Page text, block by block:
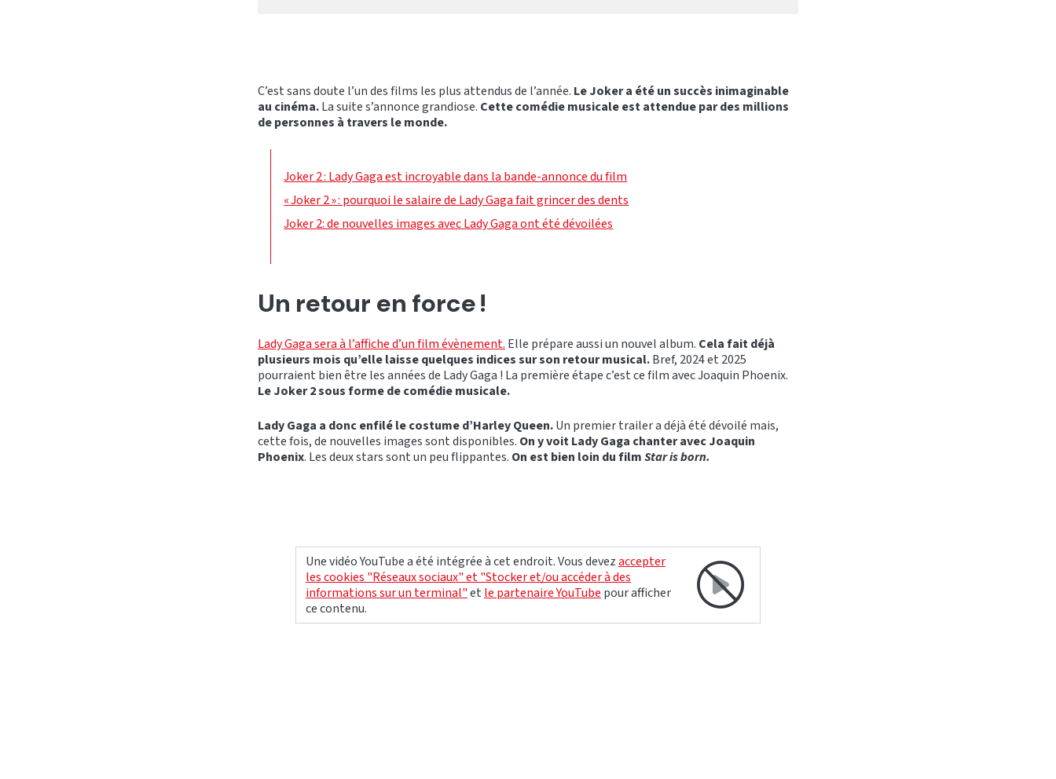
C’est sans doute l’un des films les plus attendus de l’année. Le Joker a été un succès inimaginable
au cinéma.La suite s’annonce grandiose. Cette comédie musicale est attendue par des millions
de personnes à travers le monde.
Joker 2 : Lady Gaga est incroyable dans la bande-annonce du film
« Joker 2 » : pourquoi le salaire de Lady Gaga fait grincer des dents
Joker 2: de nouvelles images avec Lady Gaga ont été dévoilées
Un retour en force !
Lady Gaga sera à l’affiche d’un film évènement. Elle prépare aussi un nouvel album. Cela fait déjà
plusieurs mois qu’elle laisse quelques indices sur son retour musical.Bref, 2024 et 2025
pourraient bien être les années de Lady Gaga ! La première étape c’est ce film avec Joaquin Phoenix.
Le Joker 2 sous forme de comédie musicale.
Lady Gaga a donc enfilé le costume d’Harley Queen.Un premier trailer a déjà été dévoilé mais,
cette fois, de nouvelles images sont disponibles. On y voit Lady Gaga chanter avec Joaquin
Phoenix. Les deux stars sont un peu flippantes. On est bien loin du filmStar is born.
Une vidéo YouTube a été intégrée à cet endroit. Vous devezaccepter
les cookies "Réseaux sociaux" et "Stocker et/ou accéder à des
informations sur un terminal"et le partenaire YouTube pour afficher
ce contenu.